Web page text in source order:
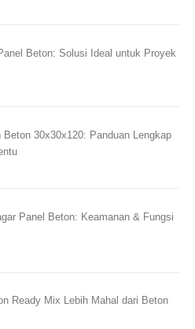
Beton: Solusi Ideal untuk Proyek
Beton 30x30x120: Panduan Lengkap
Panel Beton: Keamanan & Fungsi
Ready Mix Lebih Mahal dari Beton